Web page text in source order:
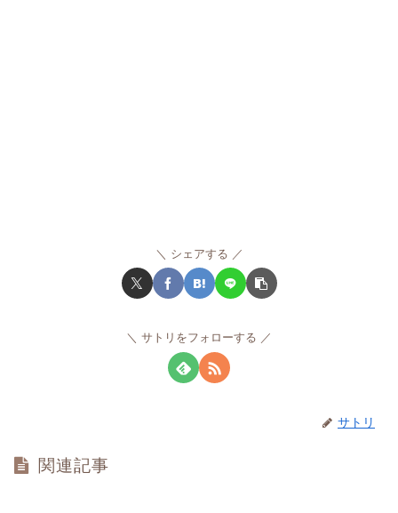
シェアする
サトリをフォローする
サトリ
関連記事